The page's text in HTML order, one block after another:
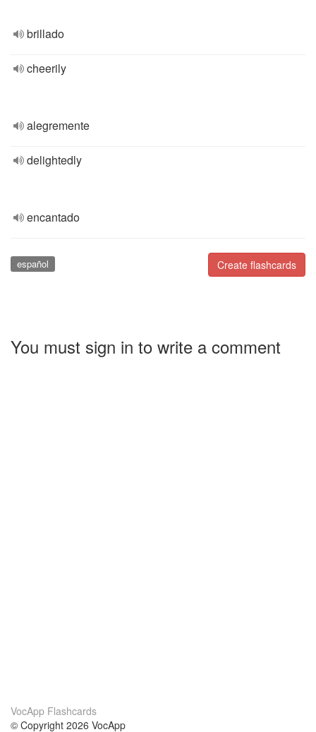
brillado
cheerily
alegremente
delightedly
encantado
Create flashcards
español
You must sign in to write a comment
VocApp Flashcards
© Copyright 2026 VocApp